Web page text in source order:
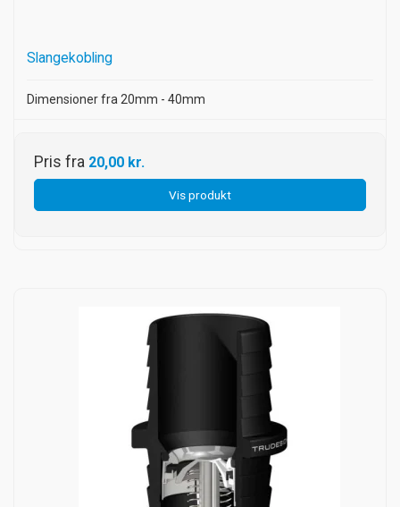
Slangekobling
Dimensioner fra 20mm - 40mm
Pris fra 20,00 kr.
Vis produkt